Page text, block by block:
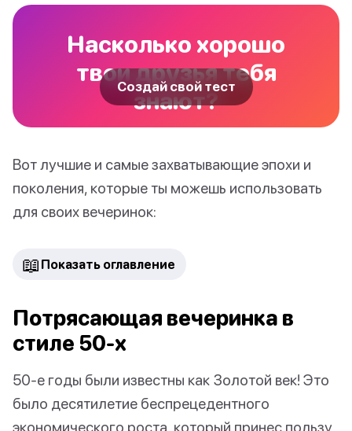
Насколько хорошо
твои друзья тебя
знают?
Создай свой тест
Вот лучшие и самые захватывающие эпохи и
поколения, которые ты можешь использовать
для своих вечеринок:
📖 Показать оглавление
Потрясающая вечеринка в
стиле 50-х
50-е годы были известны как Золотой век! Это
было десятилетие беспрецедентного
экономического роста, который принес пользу